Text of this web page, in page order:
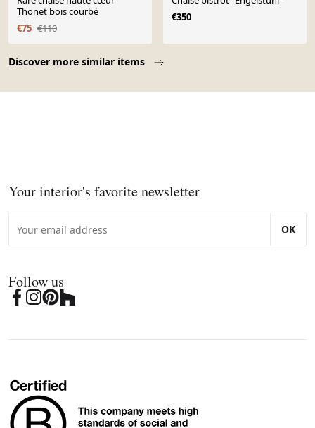
Discover more similar items
Thonet bois courbé
€75 €110
€350
Your interior's favorite newsletter
OK
Follow us